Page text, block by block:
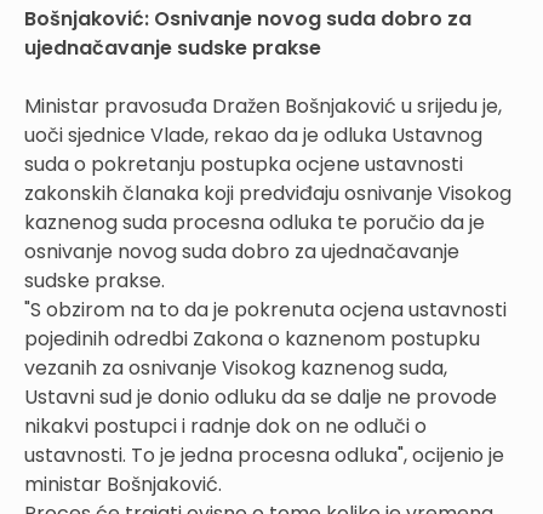
Bošnjaković: Osnivanje novog suda dobro za
ujednačavanje sudske prakse
Ministar pravosuđa Dražen Bošnjaković u srijedu je,
uoči sjednice Vlade, rekao da je odluka Ustavnog
suda o pokretanju postupka ocjene ustavnosti
zakonskih članaka koji predviđaju osnivanje Visokog
kaznenog suda procesna odluka te poručio da je
osnivanje novog suda dobro za ujednačavanje
sudske prakse.
"S obzirom na to da je pokrenuta ocjena ustavnosti
pojedinih odredbi Zakona o kaznenom postupku
vezanih za osnivanje Visokog kaznenog suda,
Ustavni sud je donio odluku da se dalje ne provode
nikakvi postupci i radnje dok on ne odluči o
ustavnosti. To je jedna procesna odluka", ocijenio je
ministar Bošnjaković.